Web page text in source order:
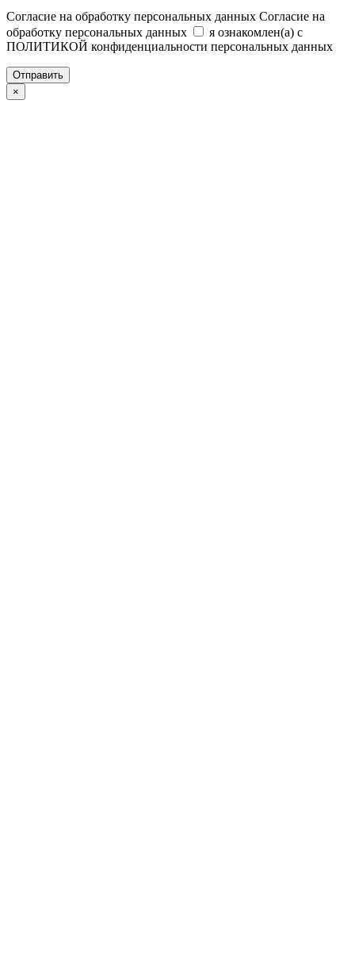
Согласие на обработку персональных данных Согласие на
обработку персональных данных
я ознакомлен(а) с
ПОЛИТИКОЙ конфиденциальности персональных данных
Отправить
×